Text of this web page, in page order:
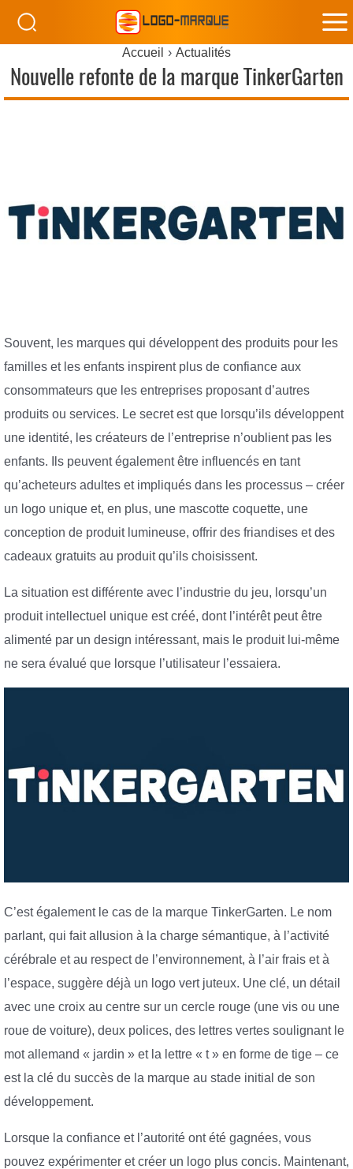
Accueil Actualités
Nouvelle refonte de la marque TinkerGarten
Souvent, les marques qui développent des produits pour les
familles et les enfants inspirent plus de confiance aux
consommateurs que les entreprises proposant d’autres
produits ou services. Le secret est que lorsqu’ils développent
une identité, les créateurs de l’entreprise n’oublient pas les
enfants. Ils peuvent également être influencés en tant
qu’acheteurs adultes et impliqués dans les processus – créer
un logo unique et, en plus, une mascotte coquette, une
conception de produit lumineuse, offrir des friandises et des
cadeaux gratuits au produit qu’ils choisissent.
La situation est différente avec l’industrie du jeu, lorsqu’un
produit intellectuel unique est créé, dont l’intérêt peut être
alimenté par un design intéressant, mais le produit lui-même
ne sera évalué que lorsque l’utilisateur l’essaiera.
C’est également le cas de la marque TinkerGarten. Le nom
parlant, qui fait allusion à la charge sémantique, à l’activité
cérébrale et au respect de l’environnement, à l’air frais et à
l’espace, suggère déjà un logo vert juteux. Une clé, un détail
avec une croix au centre sur un cercle rouge (une vis ou une
roue de voiture), deux polices, des lettres vertes soulignant le
mot allemand « jardin » et la lettre « t » en forme de tige – ce
est la clé du succès de la marque au stade initial de son
développement.
Lorsque la confiance et l’autorité ont été gagnées, vous
pouvez expérimenter et créer un logo plus concis. Maintenant,